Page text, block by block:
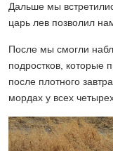
Дальше мы
царь лев позволил
После мы смогли
подростков, которые
после плотного
мордах у всех